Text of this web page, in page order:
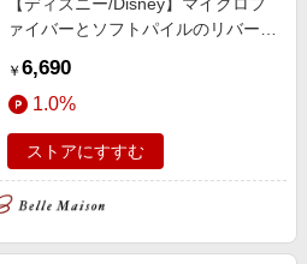
ァイバーとソフトパイルのリバーシ
ーフ」
￥ 6,690
1.0%
ストアにすすむ